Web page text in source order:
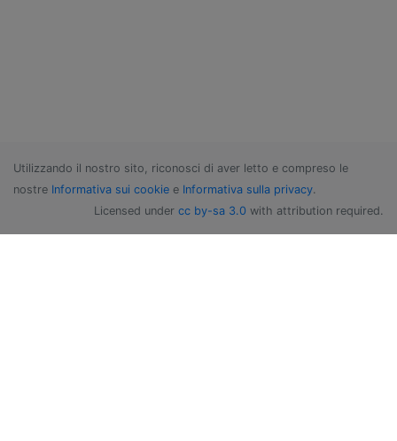
Utilizzando il nostro sito, riconosci di aver letto e compreso le
nostre Informativa sui cookie e Informativa sulla privacy.
Licensed under cc by-sa 3.0 with attribution required.